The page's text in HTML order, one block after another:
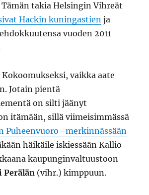
Tämän takia Helsingin Vihreät
Hackin kuningastien ja
vuoden 2011
vaikka aate
Jotain pientä
on silti jäänyt
itämään, sillä viimeisimmässä
Puheenvuoro -merkinnässään
häikäile iskiessään Kallio-
kaupunginvaltuustoon
Perälän (vihr.) kimppuun.